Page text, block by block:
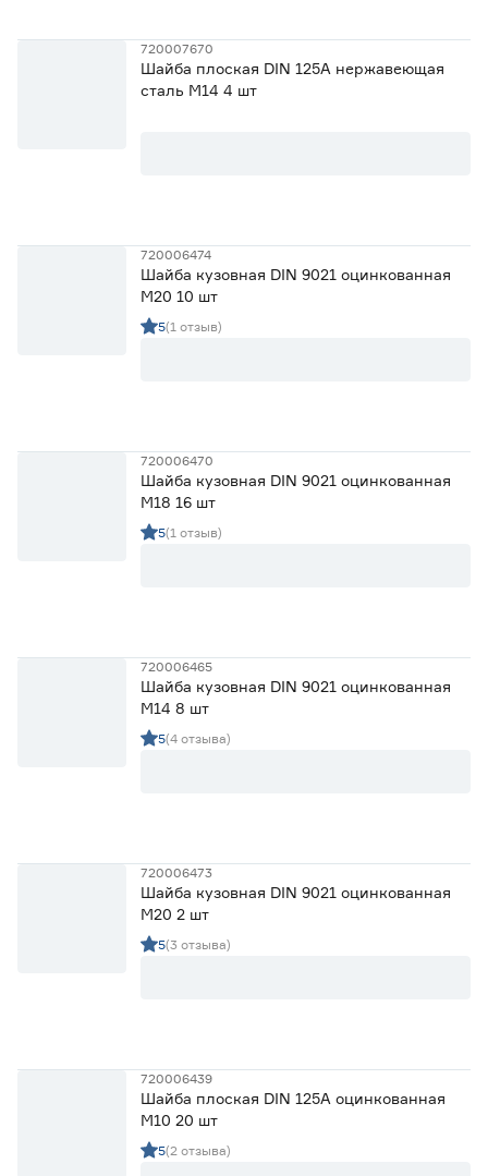
720007670
Шайба плоская DIN 125A нержавеющая
сталь М14 4 шт
720006474
Шайба кузовная DIN 9021 оцинкованная
М20 10 шт
5(1 отзыв)
720006470
Шайба кузовная DIN 9021 оцинкованная
М18 16 шт
5(1 отзыв)
720006465
Шайба кузовная DIN 9021 оцинкованная
М14 8 шт
5(4 отзыва)
720006473
Шайба кузовная DIN 9021 оцинкованная
М20 2 шт
5(3 отзыва)
720006439
Шайба плоская DIN 125А оцинкованная
М10 20 шт
5(2 отзыва)